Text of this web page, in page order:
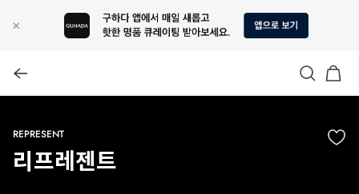
REPRESENT
리프레젠트